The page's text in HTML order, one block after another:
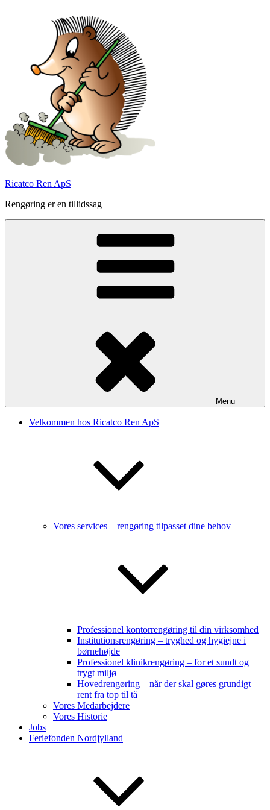
Ricatco Ren ApS
Rengøring er en tillidssag
Menu
Velkommen hos Ricatco Ren ApS
Vores services – rengøring tilpasset dine behov
Professionel kontorrengøring til din virksomhed
Institutionsrengøring – tryghed og hygiejne i
børnehøjde
Professionel klinikrengøring – for et sundt og
trygt miljø
Hovedrengøring – når der skal gøres grundigt
rent fra top til tå
Vores Medarbejdere
Vores Historie
Jobs
Feriefonden Nordjylland